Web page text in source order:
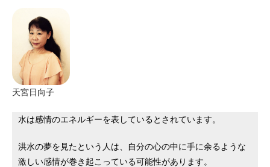
天宮日向子
水は感情のエネルギーを表しているとされています。
洪水の夢を見たという人は、自分の心の中に手に余るような
激しい感情が巻き起こっている可能性があります。